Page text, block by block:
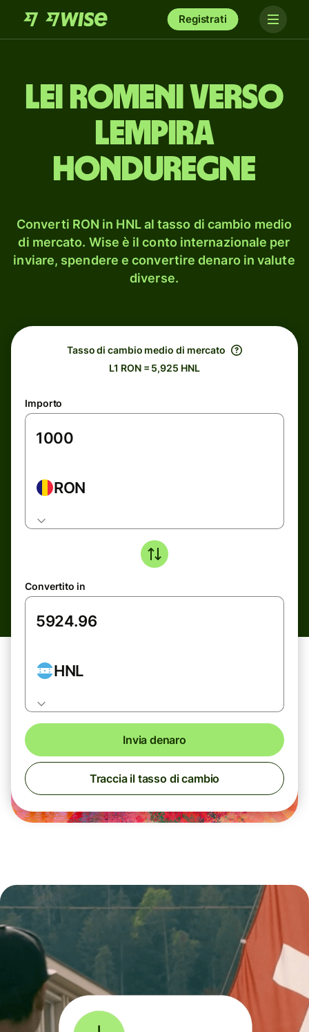
Registrati
lei romeni verso
lempira
honduregne
Converti RON in HNL al tasso di cambio medio
di mercato. Wise è il conto internazionale per
inviare, spendere e convertire denaro in valute
diverse.
Tasso di cambio medio di mercato
L1 RON = 5,925 HNL
Importo
RON
Convertito in
HNL
Invia denaro
Traccia il tasso di cambio